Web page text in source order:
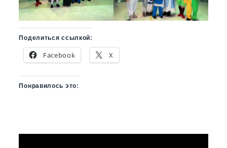
Поделиться ссылкой:
Facebook X
Понравилось это: